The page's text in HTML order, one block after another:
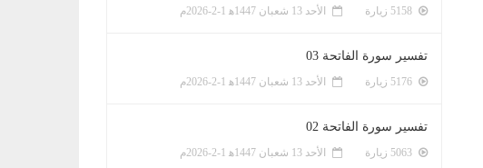
الأحد 13 شعبان 1447ﻫ 1-2-2026م
تفسير سورة الفاتحة 03
الأحد 13 شعبان 1447ﻫ 1-2-2026م
تفسير سورة الفاتحة 02
الأحد 13 شعبان 1447ﻫ 1-2-2026م